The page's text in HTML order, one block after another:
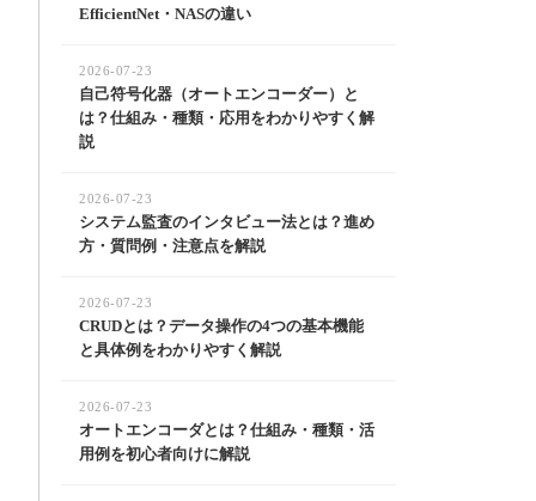
EfficientNet・NASの違い
自己符号化器（オートエンコーダー）と
は？仕組み・種類・応用をわかりやすく解
説
2026-07-23
システム監査のインタビュー法とは？進め
方・質問例・注意点を解説
2026-07-23
CRUDとは？データ操作の4つの基本機能
と具体例をわかりやすく解説
2026-07-23
オートエンコーダとは？仕組み・種類・活
用例を初心者向けに解説
2026-07-23